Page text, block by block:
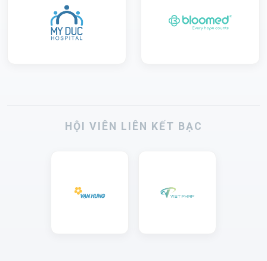
HỘI VIÊN LIÊN KẾT BẠC